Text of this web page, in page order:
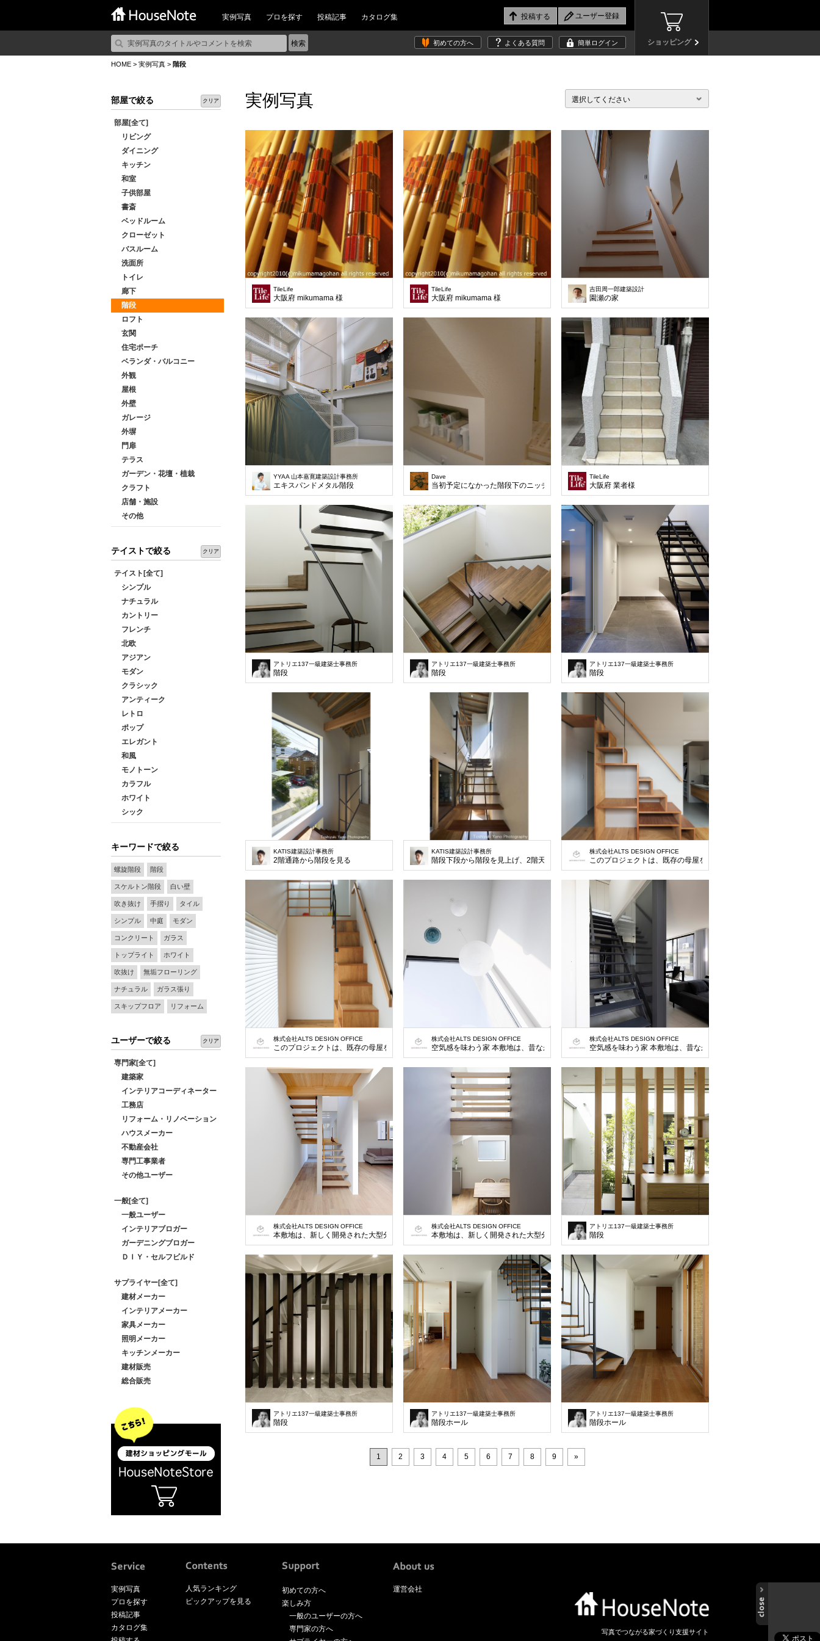
実例写真 プロを探す 投稿記事 カタログ集
ショッピング
初めての方へ よくある質問 簡単ログイン
HOME > 実例写真 > 階段
部屋で絞る クリア
部屋[全て]
リビング
ダイニング
キッチン
和室
子供部屋
書斎
ベッドルーム
クローゼット
バスルーム
洗面所
トイレ
廊下
階段
ロフト
玄関
住宅ポーチ
ベランダ・バルコニー
外観
屋根
外壁
ガレージ
外塀
門扉
テラス
ガーデン・花壇・植栽
クラフト
店舗・施設
その他
テイストで絞る クリア
テイスト[全て]
シンプル
ナチュラル
カントリー
フレンチ
北欧
アジアン
モダン
クラシック
アンティーク
レトロ
ポップ
エレガント
和風
モノトーン
カラフル
ホワイト
シック
キーワードで絞る
螺旋階段 階段
スケルトン階段 白い壁
吹き抜け 手摺り タイル
シンプル 中庭 モダン
コンクリート ガラス
トップライト ホワイト
吹抜け 無垢フローリング
ナチュラル ガラス張り
スキップフロア リフォーム
ユーザーで絞る クリア
専門家[全て]
建築家
インテリアコーディネーター
工務店
リフォーム・リノベーション
ハウスメーカー
不動産会社
専門工事業者
その他ユーザー
一般[全て]
一般ユーザー
インテリアブロガー
ガーデニングブロガー
ＤＩＹ・セルフビルド
サプライヤー[全て]
建材メーカー
インテリアメーカー
家具メーカー
照明メーカー
キッチンメーカー
建材販売
総合販売
実例写真 選択してください
TileLife
大阪府 mikumama 様
TileLife
大阪府 mikumama 様
吉田周一郎建築設計
園瀬の家
YYAA 山本嘉寛建築設計事務所
エキスパンドメタル階段
Dave
当初予定になかった階段下のニッチ
TileLife
大阪府 業者様
アトリエ137一級建築士事務所
階段
アトリエ137一級建築士事務所
階段
アトリエ137一級建築士事務所
階段
KATIS建築設計事務所
2階通路から階段を見る
KATIS建築設計事務所
階段下段から階段を見上げ、2階天井をみる。 廊下の突き当りは姿見を設け奥行きを演出。 階段手摺は2階から下げお
株式会社ALTS DESIGN OFFICE
このプロジェクトは、既存の母屋を解体し、家族5人が快適に暮ら
株式会社ALTS DESIGN OFFICE
このプロジェクトは、既存の母屋を解体し、家族5人が快適に暮らせる新しい平屋住宅を建設するものです。 私たちは、家族それぞれのプライバシーを大切にし
株式会社ALTS DESIGN OFFICE
空気感を味わう家 本敷地は、昔ながらの分譲地にある一画の既存住宅の建て替えの計画です。 クライアントの要望
株式会社ALTS DESIGN OFFICE
空気感を味わう家 本敷地は、昔ながらの分譲地にある一画の既存住
株式会社ALTS DESIGN OFFICE
本敷地は、新しく開発された大型分譲地の一画の土地で大通りに面している130㎡(39坪)の土地です。この地域では、車を2台以上停めることが条件で、建築でき
株式会社ALTS DESIGN OFFICE
本敷地は、新しく開発された大型分譲地の一画の土地で大通りに面している130㎡(39坪)の土地です。この地域では
アトリエ137一級建築士事務所
階段
アトリエ137一級建築士事務所
階段
アトリエ137一級建築士事務所
階段ホール
アトリエ137一級建築士事務所
階段ホール
1 2 3 4 5 6 7 8 9 »
実例写真
プロを探す
投稿記事
カタログ集
人気ランキング
ピックアップを見る
初めての方へ
楽しみ方
一般のユーザーの方へ
専門家の方へ
運営会社
写真でつながる家づくり支援サイト